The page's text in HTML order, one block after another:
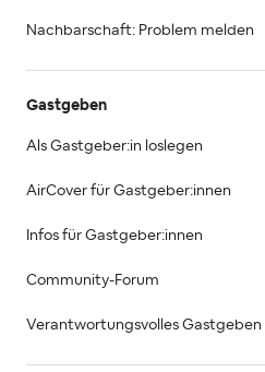
Nachbarschaft: Problem melden
Gastgeben
Als Gastgeber:in loslegen
AirCover für Gastgeber:innen
Infos für Gastgeber:innen
Community-Forum
Verantwortungsvolles Gastgeben